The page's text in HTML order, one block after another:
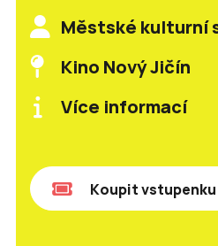
Městské kulturní
Kino Nový Jičín
Více informací
Koupit vstupenku